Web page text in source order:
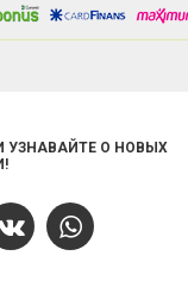
УЗНАВАЙТЕ О НОВЫХ